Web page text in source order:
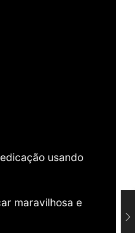
usando
maravilhosa e